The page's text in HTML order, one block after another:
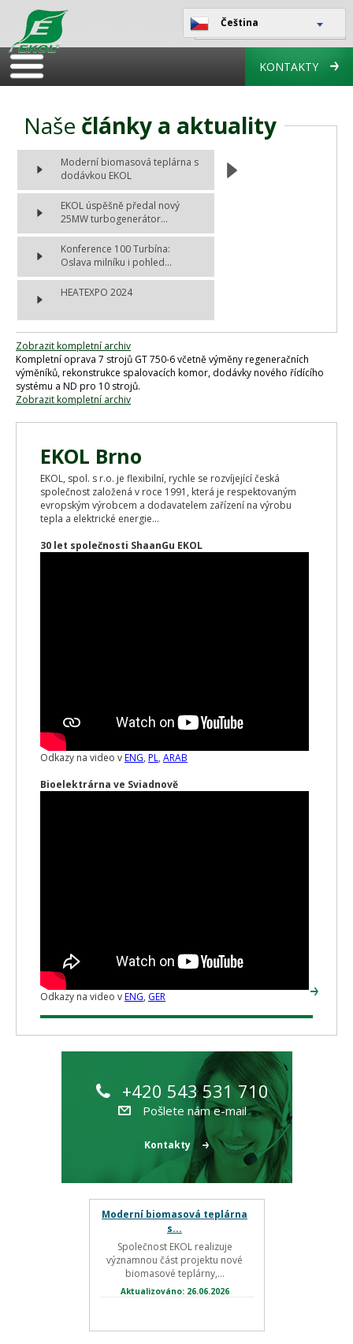
Čeština
KONTAKTY
Naše články a aktuality
Moderní biomasová teplárna s
dodávkou EKOL
EKOL úspěšně předal nový
25MW turbogenerátor...
Konference 100 Turbína:
Oslava milníku i pohled...
HEATEXPO 2024
Zobrazit kompletní archiv
Kompletní oprava 7 strojů GT 750-6 včetně výměny regeneračních
výměníků, rekonstrukce spalovacích komor, dodávky nového řídícího
systému a ND pro 10 strojů.
Zobrazit kompletní archiv
EKOL Brno
EKOL, spol. s r.o. je flexibilní, rychle se rozvíjející česká
společnost založená v roce 1991, která je respektovaným
evropským výrobcem a dodavatelem zařízení na výrobu
tepla a elektrické energie...
30 let společnosti ShaanGu EKOL
Odkazy na video vENG, PL, ARAB
Bioelektrárna ve Sviadnově
Odkazy na video vENG, GER
+420 543 531 710
Pošlete nám e-mail
Kontakty
Moderní biomasová teplárna
s...
Společnost EKOL realizuje
významnou část projektu nové
biomasové teplárny,...
Aktualizováno: 26.06.2026